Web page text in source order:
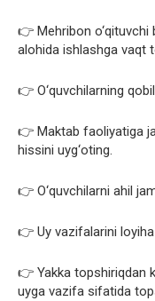
👉 Mehribon o‘qituvchi
alohida ishlashga vaqt
👉 O‘quvchilarning
👉 Maktab faoliyatiga
hissini uyg‘oting.
👉 O‘quvchilarni ahil
👉 Uy vazifalarini
👉 Yakka topshiriqdan
uyga vazifa sifatida